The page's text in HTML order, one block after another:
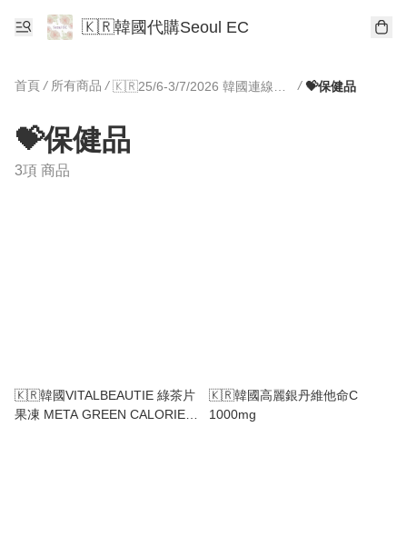
🇰🇷韓國代購Seoul EC
首頁 / 所有商品 / / 💝保健品
💝保健品
3項 商品
🇰🇷韓國VITALBEAUTIE 綠茶片
果凍 META GREEN CALORIE
🇰🇷韓國高麗銀丹維他命C
1000mg